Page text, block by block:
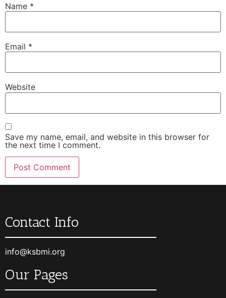
Name *
Email *
Website
Save my name, email, and website in this browser for
the next time I comment.
Contact Info
info@ksbmi.org
Our Pages